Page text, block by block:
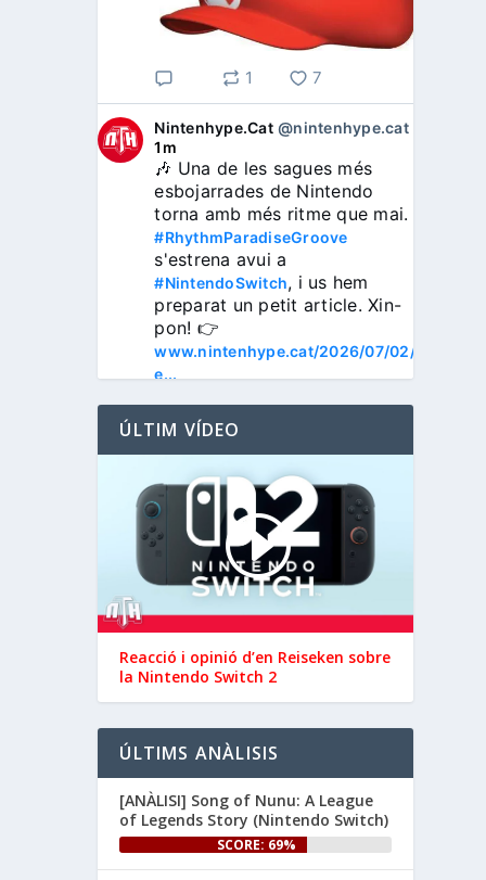
1 7
Nintenhype.Cat @nintenhype.cat⋅
1m
🎶 Una de les sagues més
esbojarrades de Nintendo
#RhythmParadiseGroove
#NintendoSwitch, i us hem
preparat un petit article. Xin-
www.nintenhype.cat/2026/07/02/
e...
3
Nintenhype.Cat @nintenhype.cat⋅
1m
📅 Devil May Cry V,
Wanderstop, Citizen Sleeper 2,
i molt més, aquesta setmana a
#NintendoSwitch2
👉
www.nintenhype.cat/2026/06/26/
d...
ÚLTIM VÍDEO
Reacció i opinió d’en ‪Reiseken‬ sobre
la Nintendo Switch 2
ÚLTIMS ANÀLISIS
[ANÀLISI] Song of Nunu: A League
of Legends Story (Nintendo Switch)
SCORE: 69%